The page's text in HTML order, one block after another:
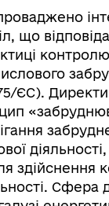
що
ЄС).
здійснення
Сфера